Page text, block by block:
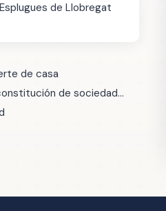
de Llobregat
de casa
de sociedad...